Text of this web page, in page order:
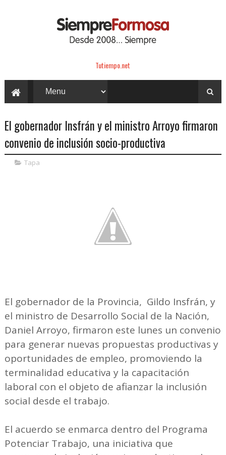
Tutiempo.net
El gobernador Insfrán y el ministro Arroyo firmaron
convenio de inclusión socio-productiva
Tapa
El gobernador de la Provincia, Gildo Insfrán, y
el ministro de Desarrollo Social de la Nación,
Daniel Arroyo, firmaron este lunes un convenio
para generar nuevas propuestas productivas y
oportunidades de empleo, promoviendo la
terminalidad educativa y la capacitación
laboral con el objeto de afianzar la inclusión
social desde el trabajo.
El acuerdo se enmarca dentro del Programa
Potenciar Trabajo, una iniciativa que